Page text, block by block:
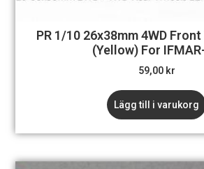
PR 1/10 26x38mm 4WD
(Yellow) For
59,00 kr
Lägg till i varukorg